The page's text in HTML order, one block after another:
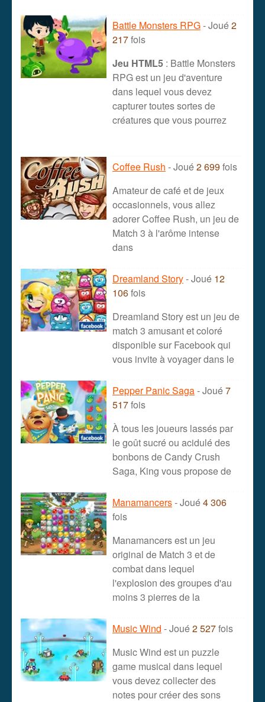
Battle Monsters RPG- Joué2
217fois
Jeu HTML5 : Battle Monsters
RPG est un jeu d'aventure
dans lequel vous devez
capturer toutes sortes de
créatures que vous pourrez
Coffee Rush - Joué2 699fois
Amateur de café et de jeux
occasionnels, vous allez
adorer Coffee Rush, un jeu de
Match 3 à l'arôme intense
dans
Dreamland Story- Joué 12
106fois
Dreamland Story est un jeu de
match 3 amusant et coloré
disponible sur Facebook qui
vous invite à voyager dans le
Pepper Panic Saga- Joué7
517fois
À tous les joueurs lassés par
le goût sucré ou acidulé des
bonbons de Candy Crush
Saga, King vous propose de
Manamancers- Joué4 306
fois
Manamancers est un jeu
original de Match 3 et de
combat dans lequel
l'explosion des groupes d'au
moins 3 pierres de la
Music Wind - Joué2 527fois
Music Wind est un puzzle
game musical dans lequel
vous devez collecter des
notes pour créer des sons